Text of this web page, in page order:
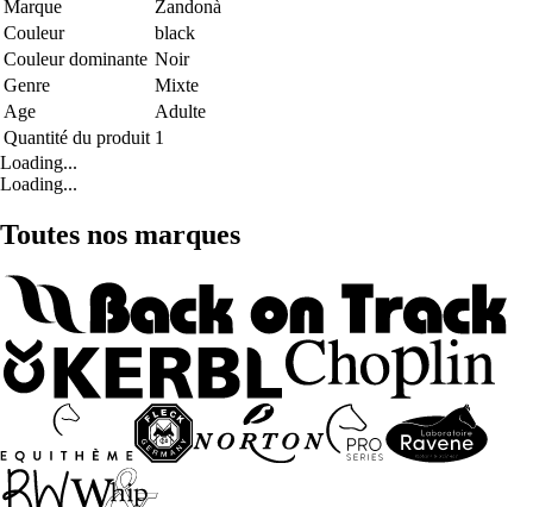
Marque
Zandonà
Couleur
black
Couleur dominante Noir
Genre
Mixte
Age
Adulte
Quantité du produit 1
Loading...
Loading...
Toutes nos marques